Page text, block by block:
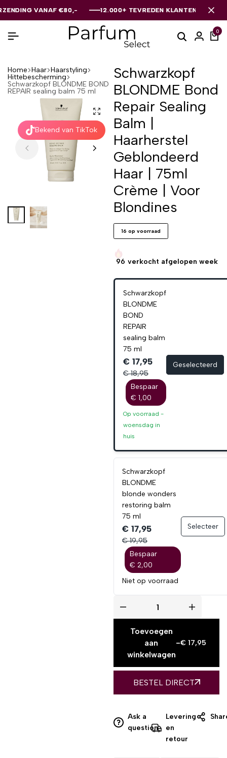
VANAF €80,- 12.000+ TEVREDEN KLANTEN
VANAF €80,- 12.000+ TEVREDEN KLANTEN
VANAF €80,- 12.000+ TEVREDEN KLANTEN
0
Home Haar Haarstyling
Hittebescherming
Schwarzkopf BLONDME BOND
REPAIR sealing balm 75 ml
Bekend van TikTok
Schwarzkopf
BLONDME Bond
Repair Sealing
Balm |
Haarherstel
Geblondeerd
Haar | 75ml
Crème | Voor
Blondines
16 op voorraad
96 verkocht afgelopen week
Schwarzkopf
BLONDME
BOND
REPAIR
sealing balm
75 ml
€ 17,95
€ 18,95
Bespaar
€ 1,00
Op voorraad -
woensdag in
huis
Geselecteerd
Schwarzkopf
BLONDME
blonde wonders
restoring balm
75 ml
€ 17,95
€ 19,95
Bespaar
€ 2,00
Niet op voorraad
Selecteer
Toevoegen
aan
winkelwagen
-€ 17,95
BESTEL DIRECT
Ask a
question
Levering
en
retour